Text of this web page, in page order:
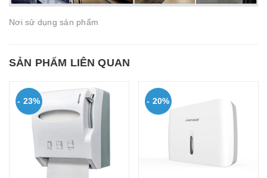
Nơi sử dụng sản phẩm
SẢN PHẨM LIÊN QUAN
- 23% - 20%